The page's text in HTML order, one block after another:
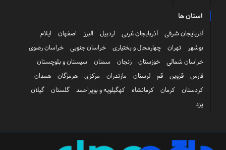
استان ها
آذربایجان شرقی آذربایجان غربی اردبیل البرز اصفهان
ایلام
بوشهر
تهران چهارمحال و بختیاری خراسان جنوبی
خراسان رضوی
خراسان شمالی
خوزستان زنجان سمنان
سیستان و بلوچستان
فارس
قزوین قم لرستان مازندران مرکزی هرمزگان
همدان
کردستان
کرمان کرمانشاه کهگیلویه و بویراحمد گلستان
گیلان
یزد